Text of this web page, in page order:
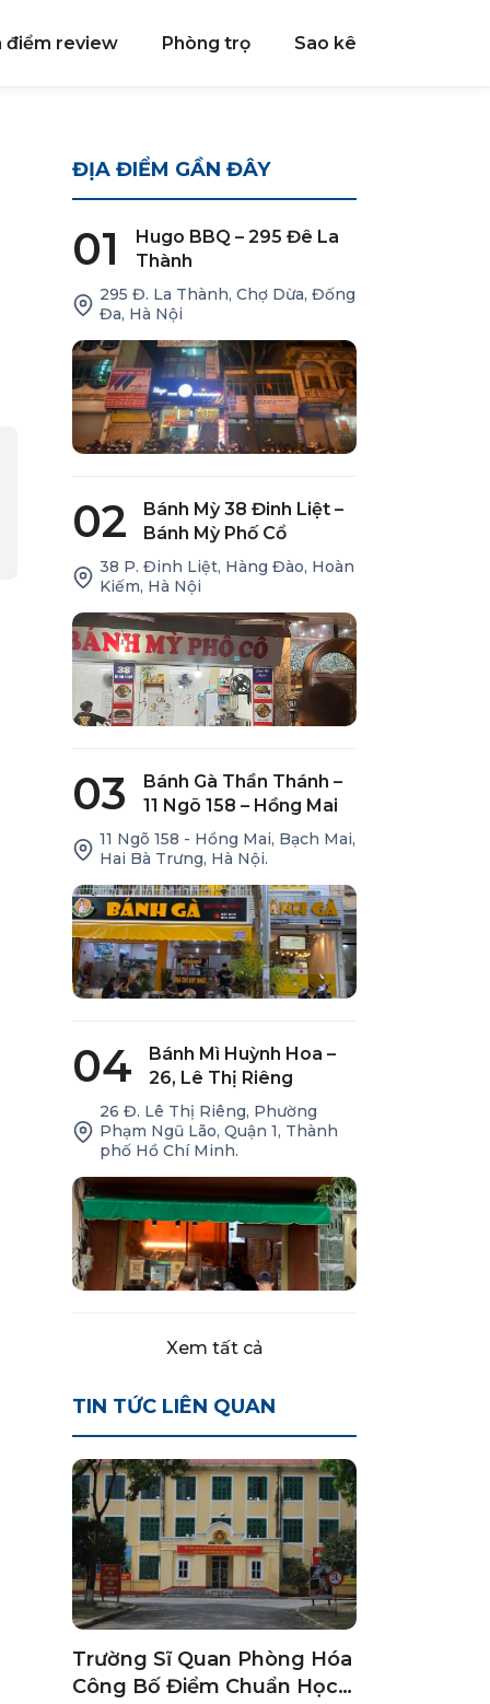
điểm review Phòng trọ Sao kê
ĐỊA ĐIỂM GẦN ĐÂY
01
Hugo BBQ – 295 Đê La
Thành
295 Đ. La Thành, Chợ Dừa, Đống
Đa, Hà Nội
02
Bánh Mỳ 38 Đinh Liệt –
Bánh Mỳ Phố Cổ
38 P. Đinh Liệt, Hàng Đào, Hoàn
Kiếm, Hà Nội
03
Bánh Gà Thần Thánh –
11 Ngõ 158 – Hồng Mai
11 Ngõ 158 - Hồng Mai, Bạch Mai,
Hai Bà Trưng, Hà Nội.
04
Bánh Mì Huỳnh Hoa –
26, Lê Thị Riêng
26 Đ. Lê Thị Riêng, Phường
Phạm Ngũ Lão, Quận 1, Thành
phố Hồ Chí Minh.
Xem tất cả
TIN TỨC LIÊN QUAN
Trường Sĩ Quan Phòng Hóa
Công Bố Điểm Chuẩn Học